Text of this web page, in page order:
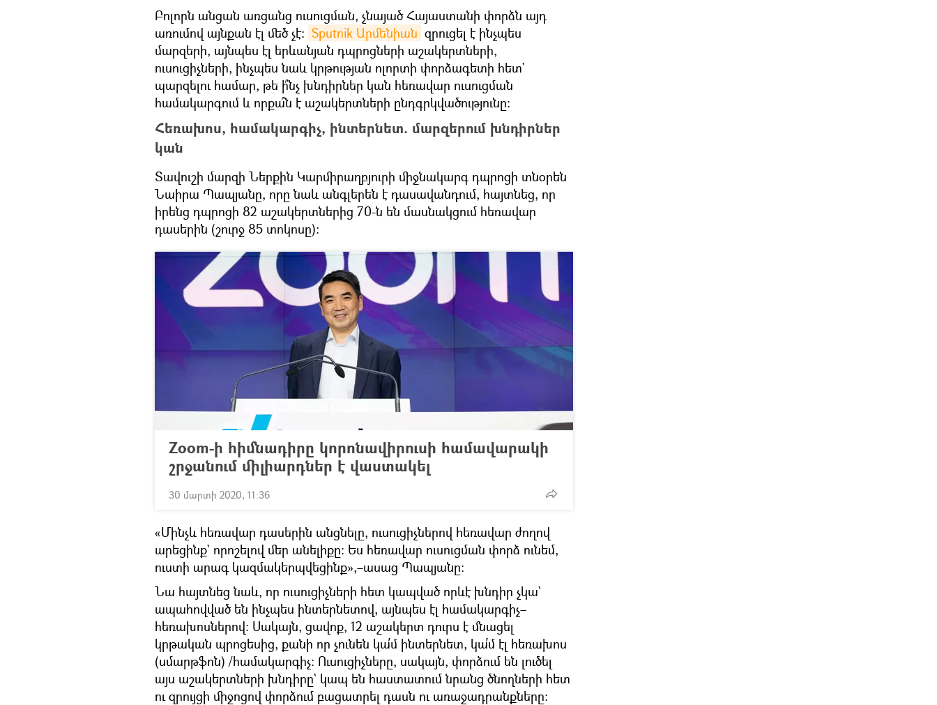
Բոլորն անցան առցանց ուսուցման, չնայած Հայաստանի փորձն այդ
առումով այնքան էլ մեծ չէ։ Sputnik Արմենիան զրուցել է ինչպես
մարզերի, այնպես էլ երևանյան դպրոցների աշակերտների,
ուսուցիչների, ինչպես նաև կրթության ոլորտի փորձագետի հետ`
պարզելու համար, թե ի՞նչ խնդիրներ կան հեռավար ուսուցման
համակարգում և որքա՞ն է աշակերտների ընդգրկվածությունը։
Հեռախոս, համակարգիչ, ինտերնետ. մարզերում խնդիրներ
կան
Տավուշի մարզի Ներքին Կարմիրաղբյուրի միջնակարգ դպրոցի տնօրեն
Նաիրա Պապյանը, որը նաև անգլերեն է դասավանդում, հայտնեց, որ
իրենց դպրոցի 82 աշակերտներից 70-ն են մասնակցում հեռավար
դասերին (շուրջ 85 տոկոսը)։
Zoom-ի հիմնադիրը կորոնավիրուսի համավարակի
շրջանում միլիարդներ է վաստակել
30 մարտի 2020, 11:36
«Մինչև հեռավար դասերին անցնելը, ուսուցիչներով հեռավար ժողով
արեցինք` որոշելով մեր անելիքը։ Ես հեռավար ուսուցման փորձ ունեմ,
ուստի արագ կազմակերպվեցինք»,–ասաց Պապյանը։
Նա հայտնեց նաև, որ ուսուցիչների հետ կապված որևէ խնդիր չկա`
ապահովված են ինչպես ինտերնետով, այնպես էլ համակարգիչ–
հեռախոսներով։ Սակայն, ցավոք, 12 աշակերտ դուրս է մնացել
կրթական պրոցեսից, քանի որ չունեն կա՛մ ինտերնետ, կա՛մ էլ հեռախոս
(սմարթֆոն) /համակարգիչ։ Ուսուցիչները, սակայն, փորձում են լուծել
այս աշակերտների խնդիրը` կապ են հաստատում նրանց ծնողների հետ
ու զրույցի միջոցով փորձում բացատրել դասն ու առաջադրանքները։